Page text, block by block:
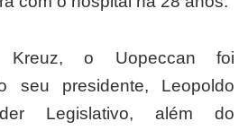
o Uopeccan foi
seu presidente, Leopoldo
Legislativo, além do